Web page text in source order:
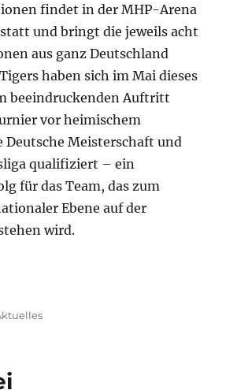
findet in der MHP-Arena
und bringt die jeweils acht
aus ganz Deutschland
haben sich im Mai dieses
beeindruckenden Auftritt
vor heimischem
Deutsche Meisterschaft und
qualifiziert – ein
für das Team, das zum
Ebene auf der
wird.
Deutschen Meisterschaft: Ein